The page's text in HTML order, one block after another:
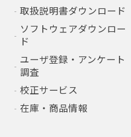
取扱説明書ダウンロード
ソフトウェアダウンロー
ド
ユーザ登録・アンケート
調査
校正サービス
在庫・商品情報